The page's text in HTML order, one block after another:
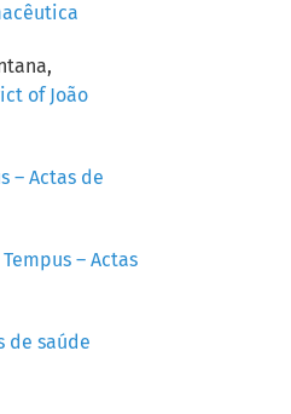
of João
– Actas de
Tempus – Actas
de saúde